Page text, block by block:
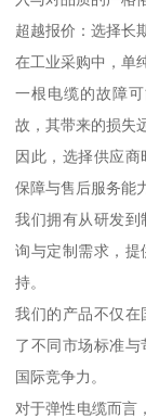
超越报价：选择长
在工业采购中，单
一根电缆的故障
故，其带来的损失
因此，选择供应
保障与售后服务能
我们拥有从研发到
询与定制需求，提
持。
我们的产品不仅
了不同市场标准
国际竞争力。
对于弹性电缆而言